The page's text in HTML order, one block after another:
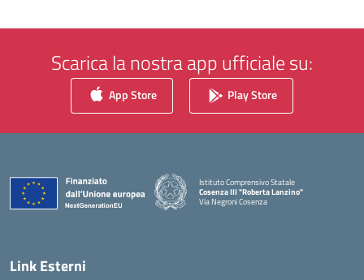
Scarica la nostra app ufficiale su:
App Store Play Store
Istituto Comprensivo Statale
Cosenza III "Roberta Lanzino"
Via Negroni Cosenza
— Visita la pagina iniziale della scuola
Link Esterni